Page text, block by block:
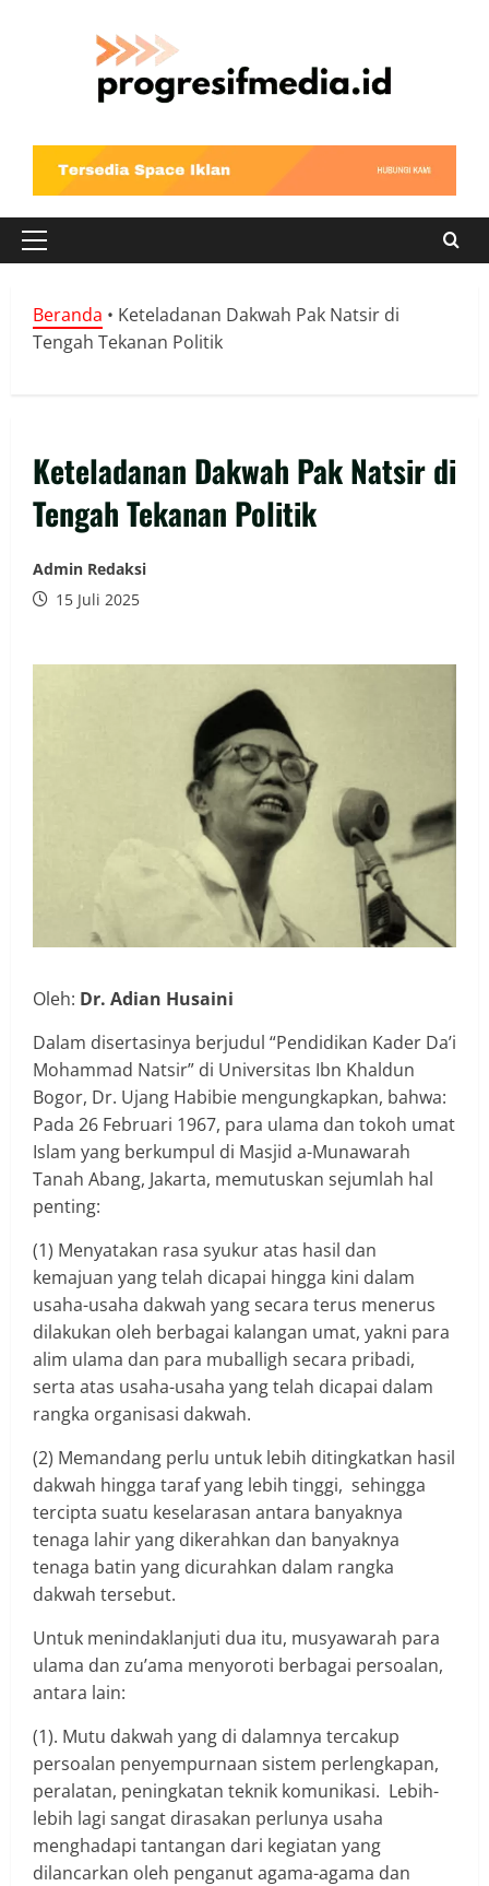
Primary
Beranda • Keteladanan Dakwah Pak Natsir di
Tengah Tekanan Politik
Keteladanan Dakwah Pak Natsir di
Tengah Tekanan Politik
Admin Redaksi
15 Juli 2025
Oleh: Dr. Adian Husaini
Dalam disertasinya berjudul “Pendidikan Kader Da’i
Mohammad Natsir” di Universitas Ibn Khaldun
Bogor, Dr. Ujang Habibie mengungkapkan, bahwa:
Pada 26 Februari 1967, para ulama dan tokoh umat
Islam yang berkumpul di Masjid a-Munawarah
Tanah Abang, Jakarta, memutuskan sejumlah hal
penting:
(1) Menyatakan rasa syukur atas hasil dan
kemajuan yang telah dicapai hingga kini dalam
usaha-usaha dakwah yang secara terus menerus
dilakukan oleh berbagai kalangan umat, yakni para
alim ulama dan para muballigh secara pribadi,
serta atas usaha-usaha yang telah dicapai dalam
rangka organisasi dakwah.
(2) Memandang perlu untuk lebih ditingkatkan hasil
dakwah hingga taraf yang lebih tinggi, sehingga
tercipta suatu keselarasan antara banyaknya
tenaga lahir yang dikerahkan dan banyaknya
tenaga batin yang dicurahkan dalam rangka
dakwah tersebut.
Untuk menindaklanjuti dua itu, musyawarah para
ulama dan zu’ama menyoroti berbagai persoalan,
antara lain:
(1). Mutu dakwah yang di dalamnya tercakup
persoalan penyempurnaan sistem perlengkapan,
peralatan, peningkatan teknik komunikasi. Lebih-
lebih lagi sangat dirasakan perlunya usaha
menghadapi tantangan dari kegiatan yang
dilancarkan oleh penganut agama-agama dan